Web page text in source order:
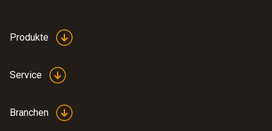
Produkte
Service
Branchen